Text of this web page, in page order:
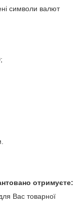
символи валют
отримуєте:
Вас товарної